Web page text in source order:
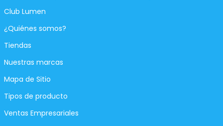
Club Lumen
¿Quiénes somos?
Tiendas
Nuestras marcas
Mapa de Sitio
Tipos de producto
Ventas Empresariales